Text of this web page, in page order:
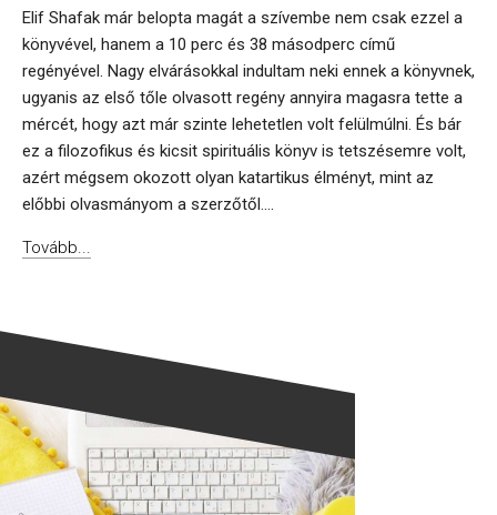
Elif Shafak már belopta magát a szívembe nem csak ezzel a
könyvével, hanem a 10 perc és 38 másodperc című
regényével. Nagy elvárásokkal indultam neki ennek a könyvnek,
ugyanis az első tőle olvasott regény annyira magasra tette a
mércét, hogy azt már szinte lehetetlen volt felülmúlni. És bár
ez a filozofikus és kicsit spirituális könyv is tetszésemre volt,
azért mégsem okozott olyan katartikus élményt, mint az
előbbi olvasmányom a szerzőtől....
Tovább...